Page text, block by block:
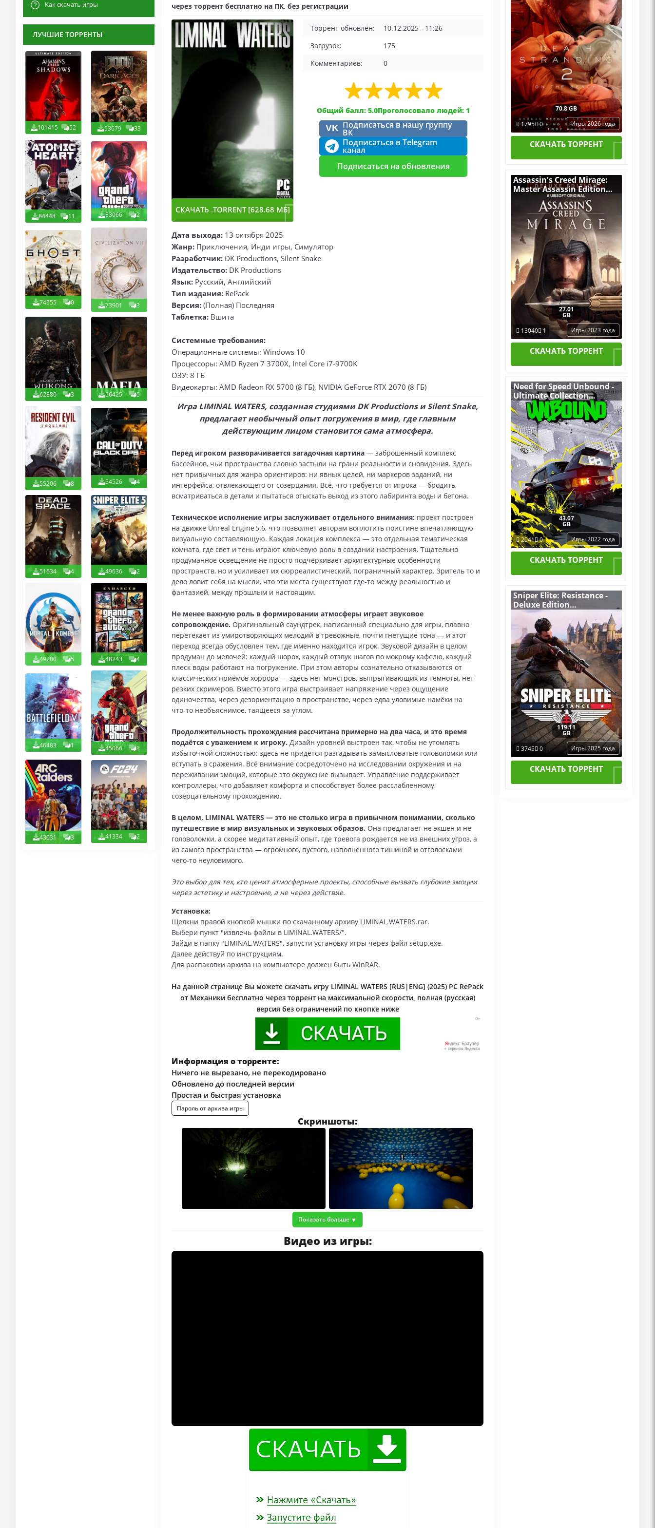
Как скачать игры
ЛУЧШИЕ ТОРРЕНТЫ
101415 52 93679 33
84448 11 83066 2
74555 0 73901 3
62880 3 56425 5
55206 8 54526 4
51634 4 49636 2
49200 5 48243 4
46483 1 45066 3
43031 3 41334 2
через торрент бесплатно на ПК, без регистрации
СКАЧАТЬ .TORRENT [628.68 МБ]
Торрент обновлён:
10.12.2025 - 11:26
Загрузок:
175
Комментариев:
0
Общий балл: 5.0Проголосовало людей: 1
VK Подписаться в нашу группу
ВК
Подписаться в Telegram
канал
Подписаться на обновления
Дата выхода: 13 октября 2025
Жанр: Приключения, Инди игры, Симулятор
Разработчик: DK Productions, Silent Snake
Издательство: DK Productions
Язык: Русский, Английский
Тип издания: RePack
Версия: (Полная) Последняя
Таблетка: Вшита
Системные требования:
Операционные системы: Windows 10
Процессоры: AMD Ryzen 7 3700X, Intel Core i7-9700K
ОЗУ: 8 ГБ
Видеокарты: AMD Radeon RX 5700 (8 ГБ), NVIDIA GeForce RTX 2070 (8 ГБ)
Игра LIMINAL WATERS, созданная студиями DK Productions и Silent Snake,
предлагает необычный опыт погружения в мир, где главным
действующим лицом становится сама атмосфера.
Перед игроком разворачивается загадочная картина — заброшенный комплекс
бассейнов, чьи пространства словно застыли на грани реальности и сновидения. Здесь
нет привычных для жанра ориентиров: ни явных целей, ни маркеров заданий, ни
интерфейса, отвлекающего от созерцания. Всё, что требуется от игрока — бродить,
всматриваться в детали и пытаться отыскать выход из этого лабиринта воды и бетона.
Техническое исполнение игры заслуживает отдельного внимания: проект построен
на движке Unreal Engine 5.6, что позволяет авторам воплотить поистине впечатляющую
визуальную составляющую. Каждая локация комплекса — это отдельная тематическая
комната, где свет и тень играют ключевую роль в создании настроения. Тщательно
продуманное освещение не просто подчёркивает архитектурные особенности
пространств, но и усиливает их сюрреалистический, пограничный характер. Зритель то и
дело ловит себя на мысли, что эти места существуют где‑то между реальностью и
фантазией, между прошлым и настоящим.
Не менее важную роль в формировании атмосферы играет звуковое
сопровождение. Оригинальный саундтрек, написанный специально для игры, плавно
перетекает из умиротворяющих мелодий в тревожные, почти гнетущие тона — и этот
переход всегда обусловлен тем, где именно находится игрок. Звуковой дизайн в целом
продуман до мелочей: каждый шорох, каждый отзвук шагов по мокрому кафелю, каждый
плеск воды работают на погружение. При этом авторы сознательно отказываются от
классических приёмов хоррора — здесь нет монстров, выпрыгивающих из темноты, нет
резких скримеров. Вместо этого игра выстраивает напряжение через ощущение
одиночества, через дезориентацию в пространстве, через едва уловимые намёки на
что‑то необъяснимое, таящееся за углом.
Продолжительность прохождения рассчитана примерно на два часа, и это время
подаётся с уважением к игроку. Дизайн уровней выстроен так, чтобы не утомлять
избыточной сложностью: здесь не придётся разгадывать замысловатые головоломки или
вступать в сражения. Всё внимание сосредоточено на исследовании окружения и на
переживании эмоций, которые это окружение вызывает. Управление поддерживает
контроллеры, что добавляет комфорта и способствует более расслабленному,
созерцательному прохождению.
В целом, LIMINAL WATERS — это не столько игра в привычном понимании, сколько
путешествие в мир визуальных и звуковых образов. Она предлагает не экшен и не
головоломки, а скорее медитативный опыт, где тревога рождается не из внешних угроз, а
из самого пространства — огромного, пустого, наполненного тишиной и отголосками
чего‑то неуловимого.
Это выбор для тех, кто ценит атмосферные проекты, способные вызвать глубокие эмоции
через эстетику и настроение, а не через действие.
Установка:
Щелкни правой кнопкой мышки по скачанному архиву LIMINAL.WATERS.rar.
Выбери пункт "извлечь файлы в LIMINAL.WATERS/".
Зайди в папку "LIMINAL.WATERS", запусти установку игры через файл setup.exe.
Далее действуй по инструкциям.
Для распаковки архива на компьютере должен быть WinRAR.
На данной странице Вы можете скачать игру LIMINAL WATERS [RUS|ENG] (2025) PC RePack
от Механики бесплатно через торрент на максимальной скорости, полная (русская)
версия без ограничений по кнопке ниже
Информация о торренте:
Ничего не вырезано, не перекодировано
Обновлено до последней версии
Простая и быстрая установка
Пароль от архива игры
Скриншоты:
Показать больше
Видео из игры:
+ все Дополнения
70.8 GB
1795 0 Игры 2026 года
СКАЧАТЬ ТОРРЕНТ
Assassin's Creed Mirage:
Master Assassin Edition
v.1.1.1 [RUS|ENG] (2023) PC
RePack от dixen18 со
всеми DLC
27.01
GB
13040
1 Игры 2023 года
СКАЧАТЬ ТОРРЕНТ
Need for Speed Unbound -
Ultimate Collection
v.1.0.8.2541
(Build 16690907) [RUS|ENG]
(2022) PC Пиратка
Portable + All DLCs
43.07
GB
2041 0 Игры 2022 года
СКАЧАТЬ ТОРРЕНТ
Sniper Elite: Resistance -
Deluxe Edition
v.1.30 (Build 19059708)
[RUS|ENG] (2025) PC
Пиратка Portable + All
DLCs
119.11
GB
3745 0 Игры 2025 года
СКАЧАТЬ ТОРРЕНТ